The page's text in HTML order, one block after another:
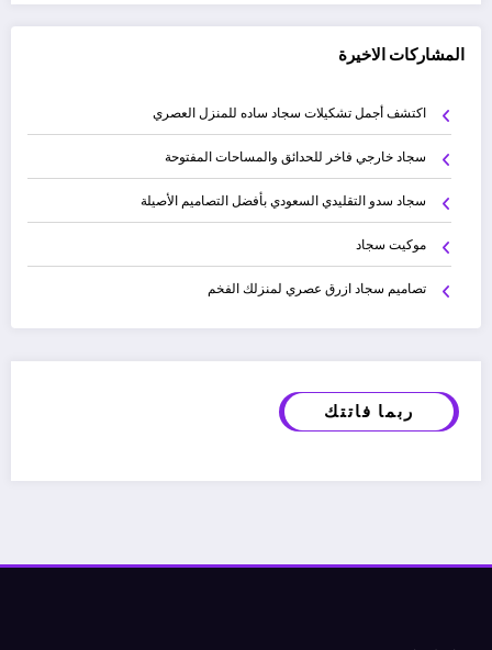
المشاركات الاخيرة
اكتشف أجمل تشكيلات سجاد ساده للمنزل العصري
سجاد خارجي فاخر للحدائق والمساحات المفتوحة
سجاد سدو التقليدي السعودي بأفضل التصاميم الأصيلة
موكيت سجاد
تصاميم سجاد ازرق عصري لمنزلك الفخم
ربما فاتتك